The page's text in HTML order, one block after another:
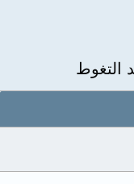
التغوط